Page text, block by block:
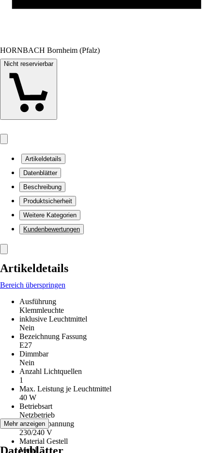
HORNBACH Bornheim (Pfalz)
Nicht reservierbar
Artikeldetails
Datenblätter
Beschreibung
Produktsicherheit
Weitere Kategorien
Kundenbewertungen
Artikeldetails
Bereich überspringen
Ausführung
Klemmleuchte
inklusive Leuchtmittel
Nein
Bezeichnung Fassung
E27
Dimmbar
Nein
Anzahl Lichtquellen
1
Max. Leistung je Leuchtmittel
40 W
Betriebsart
Netzbetrieb
Betriebsspannung
230/240 V
Material Gestell
Metall
Mehr anzeigen